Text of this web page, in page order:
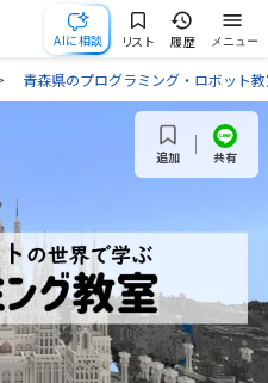
AIに相談 リスト 履歴 メニュー
青森県のプログラミング・ロボット
追加 共有